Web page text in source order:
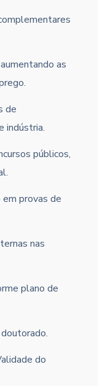
as
de
indústria.
públicos,
em provas de
nas
plano de
do